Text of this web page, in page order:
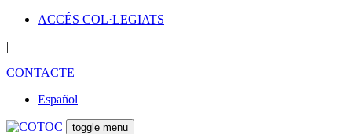
ACCÉS COL·LEGIATS
|
CONTACTE |
Español
toggle menu